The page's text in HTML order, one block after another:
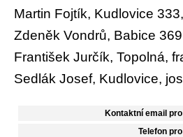
Martin Fojtík, Kudlovice
Zdeněk Vondrů, Babice
František Jurčík, Topolná,
Sedlák Josef, Kudlovice,
Kontaktní email
Telefon